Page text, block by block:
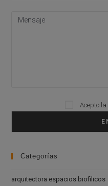
Acepto la
Categorías
arquitectora espacios biofilicos